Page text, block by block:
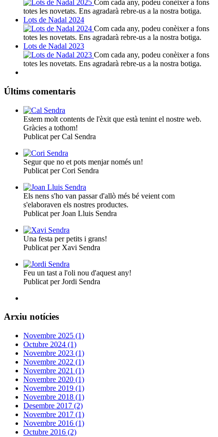
Com cada any, podeu conèixer a fons
totes les novetats. Ens agradarà rebre-us a la nostra botiga.
Lots de Nadal 2024
Com cada any, podeu conèixer a fons
totes les novetats. Ens agradarà rebre-us a la nostra botiga.
Lots de Nadal 2023
Com cada any, podeu conèixer a fons
totes les novetats. Ens agradarà rebre-us a la nostra botiga.
Últims comentaris
Estem molt contents de l'èxit que està tenint el nostre web.
Gràcies a tothom!
Publicat per Cal Sendra
Segur que no et pots menjar només un!
Publicat per Cori Sendra
Els nens s'ho van passar d'allò més bé veient com
s'elaboraven els nostres productes.
Publicat per Joan Lluis Sendra
Una festa per petits i grans!
Publicat per Xavi Sendra
Feu un tast a l'oli nou d'aquest any!
Publicat per Jordi Sendra
Arxiu notícies
Novembre 2025 (1)
Octubre 2024 (1)
Novembre 2023 (1)
Novembre 2022 (1)
Novembre 2021 (1)
Novembre 2020 (1)
Novembre 2019 (1)
Novembre 2018 (1)
Desembre 2017 (2)
Novembre 2017 (1)
Novembre 2016 (1)
Octubre 2016 (2)